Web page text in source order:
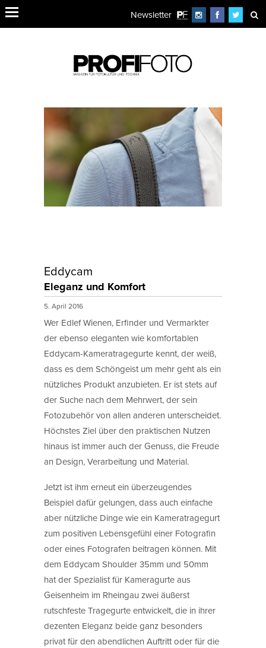
Newsletter
Eddycam
Eleganz und Komfort
5. April 2016
Wer Edlef Wienen, Erfinder und Vermarkter
der ebenso eleganten wie komfortablen
Eddycam-Kameratragegurte kennt, der weiß,
dass es dem Schöngeist um mehr geht als ein
nützliches Produkt anzubieten. Er ist stets auf
der Suche nach dem Mehrwert, der sein
Fotozubehör von allen anderen unterscheidet.
Höchstes Ziel über den praktischen Nutzen
hinaus ist immer auch der Genuss, die Freude
an Design, Verarbeitung und Material.
Jetzt ist ihm erneut ein überzeugendes
Beispiel dafür gelungen, dass auch einfache
aber nützliche Dinge wie ein Kameratragegurt
zum positiven Lebensgefühl einer Fotografin
oder eines Fotografen beitragen können. Mit
dem Eddycam Shoulder 35mm und 50mm
hat der Spezialist für Kameragurte aus
Geisenheim im Rheingau zwei äußerst
rutschfeste Tragegurte entwickelt, die in ihrer
dezenten Eleganz beide ganz besonders
privat für den abendlichen Auftritt oder für die